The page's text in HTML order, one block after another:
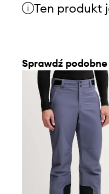
Ten produkt
Sprawdź